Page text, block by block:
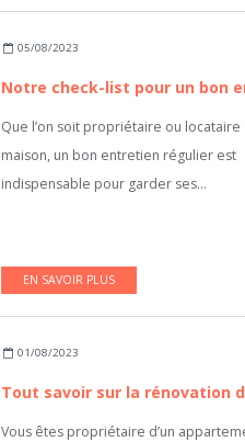
05/08/2023
Que l’on soit propriétaire ou locataire
maison, un bon entretien régulier est
indispensable pour garder ses...
EN SAVOIR PLUS
01/08/2023
Vous êtes propriétaire d’un